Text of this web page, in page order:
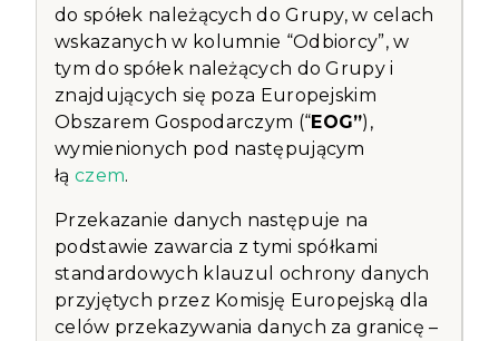
do spółek należących do Grupy, w celach
wskazanych w kolumnie “Odbiorcy”, w
tym do spółek należących do Grupy i
znajdujących się poza Europejskim
Obszarem Gospodarczym (“EOG”),
wymienionych pod następującym
łą czem.
Przekazanie danych następuje na
podstawie zawarcia z tymi spółkami
standardowych klauzul ochrony danych
przyjętych przez Komisję Europejską dla
celów przekazywania danych za granicę –